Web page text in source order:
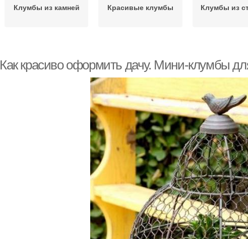
Клумбы из камней Красивые клумбы Клумбы из
Как красиво оформить дачу. Мини-клумбы